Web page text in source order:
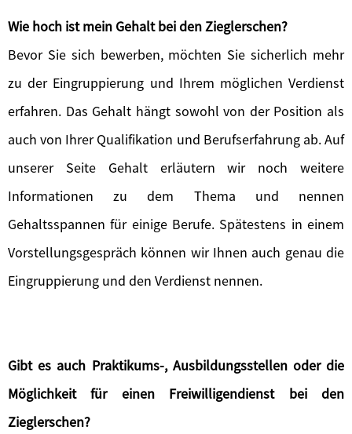
Wie hoch ist mein Gehalt bei den Zieglerschen?
Bevor Sie sich bewerben, möchten Sie sicherlich mehr
zu der Eingruppierung und Ihrem möglichen Verdienst
erfahren. Das Gehalt hängt sowohl von der Position als
auch von Ihrer Qualifikation und Berufserfahrung ab. Auf
unserer Seite Gehalt erläutern wir noch weitere
Informationen zu dem Thema und nennen
Gehaltsspannen für einige Berufe. Spätestens in einem
Vorstellungsgespräch können wir Ihnen auch genau die
Eingruppierung und den Verdienst nennen.
Gibt es auch Praktikums-, Ausbildungsstellen oder die
Möglichkeit für einen Freiwilligendienst bei den
Zieglerschen?